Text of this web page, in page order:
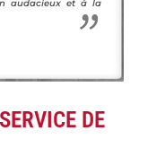
audacieux et à la
DE